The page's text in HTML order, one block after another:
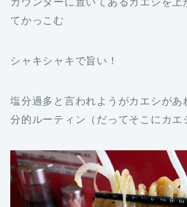
てかっこむ
シャキシャキで旨い！
塩分過多と言われようがカエシがあ
分的ルーティン（だってそこにカエ